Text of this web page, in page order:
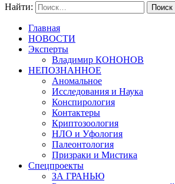
Найти:
Главная
НОВОСТИ
Эксперты
Владимир КОНОНОВ
НЕПОЗНАННОЕ
Аномальное
Исследования и Наука
Конспирология
Контактеры
Криптозоология
НЛО и Уфология
Палеонтология
Призраки и Мистика
Спецпроекты
ЗА ГРАНЬЮ